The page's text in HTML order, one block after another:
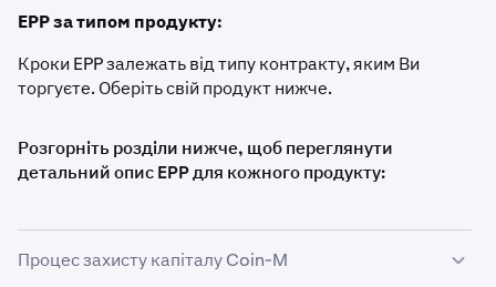
EPP за типом продукту:
Кроки EPP залежать від типу контракту, яким Ви
торгуєте. Оберіть свій продукт нижче.
Розгорніть розділи нижче, щоб переглянути
детальний опис EPP для кожного продукту:
Процес захисту капіталу Coin-M